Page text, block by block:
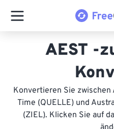
AEST -
Konvertieren Sie zwischen
Time (QUELLE) und
(ZIEL). Klicken Sie auf